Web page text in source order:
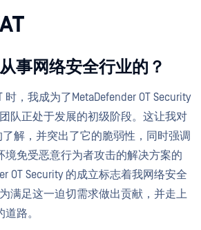
事网络安全行业的？
时，我成为了MetaDefender OT Security
队正处于发展的初级阶段。这让我对
了解，并突出了它的脆弱性，同时强调
境免受恶意行为者攻击的解决方案的
OT Security 的成立标志着我网络安全
满足这一迫切需求做出贡献，并走上
路。